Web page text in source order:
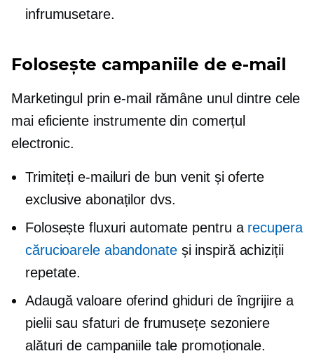
infrumusetare.
Folosește campaniile de e-mail
Marketingul prin e-mail rămâne unul dintre cele
mai eficiente instrumente din comerțul
electronic.
Trimiteți e-mailuri de bun venit și oferte
exclusive abonaților dvs.
Folosește fluxuri automate pentru a recupera
cărucioarele abandonateși inspiră achiziții
repetate.
Adaugă valoare oferind ghiduri de îngrijire a
pielii sau sfaturi de frumusețe sezoniere
alături de campaniile tale promoționale.